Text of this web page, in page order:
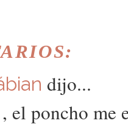
dijo...
el poncho me